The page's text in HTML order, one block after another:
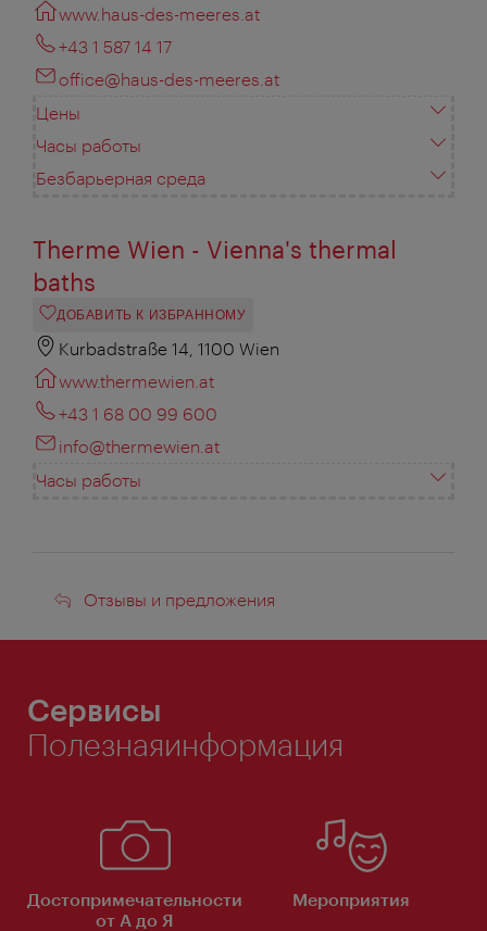
www.haus-des-meeres.at
+43 1 587 14 17
office@haus-des-meeres.at
Цены
Часы работы
Безбарьерная среда
Therme Wien - Vienna's thermal
baths
ДОБАВИТЬ К ИЗБРАННОМУ
Kurbadstraße 14, 1100 Wien
www.thermewien.at
+43 1 68 00 99 600
info@thermewien.at
Часы работы
Отзывы
Отзывы и предложения
Сервисы
Полезнаяинформация
Достопримечательности
от А до Я
Мероприятия